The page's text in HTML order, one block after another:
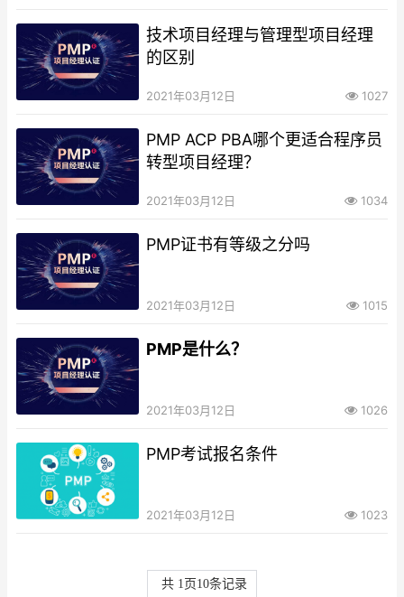
技术项目经理与管理型项目经理
的区别
2021年03月12日 1027
PMP ACP PBA哪个更适合程序员
转型项目经理？
2021年03月12日 1034
PMP证书有等级之分吗
2021年03月12日 1015
PMP是什么？
2021年03月12日 1026
PMP考试报名条件
2021年03月12日 1023
共 1 页10条记录